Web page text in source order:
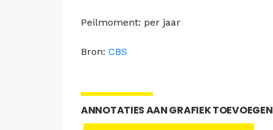
Peilmoment: per jaar
Bron: CBS
ANNOTATIES AAN GRAFIEK TOEVOEGEN